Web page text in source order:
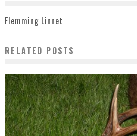
Flemming Linnet
RELATED POSTS